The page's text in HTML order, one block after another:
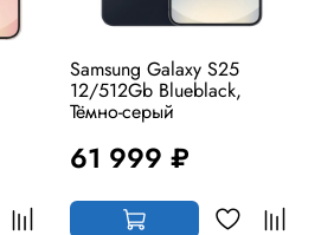
Samsung Galaxy S25
12/512Gb Blueblack,
Тёмно-серый
61 999 ₽